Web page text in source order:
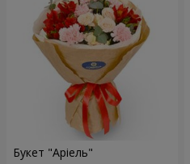
Букет "Аріель"